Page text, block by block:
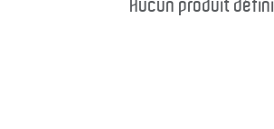
Aucun produit défini